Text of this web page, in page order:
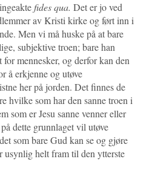
fides qua. Det er jo ved
av Kristi kirke og ført inn i
Men vi må huske på at bare
subjektive troen; bare han
mennesker, og derfor kan den
å erkjenne og utøve
her på jorden. Det finnes de
hvilke som har den sanne troen i
som er Jesu sanne venner eller
dette grunnlaget vil utøve
som bare Gud kan se og gjøre
usynlig helt fram til den ytterste